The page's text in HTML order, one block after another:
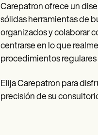
Carepatron ofrece un
sólidas herramientas de
organizados y colaborar
centrarse en lo que
procedimientos
Elija Carepatron para
precisión de su